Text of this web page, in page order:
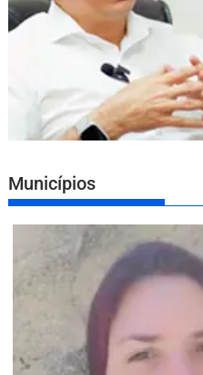
Municípios